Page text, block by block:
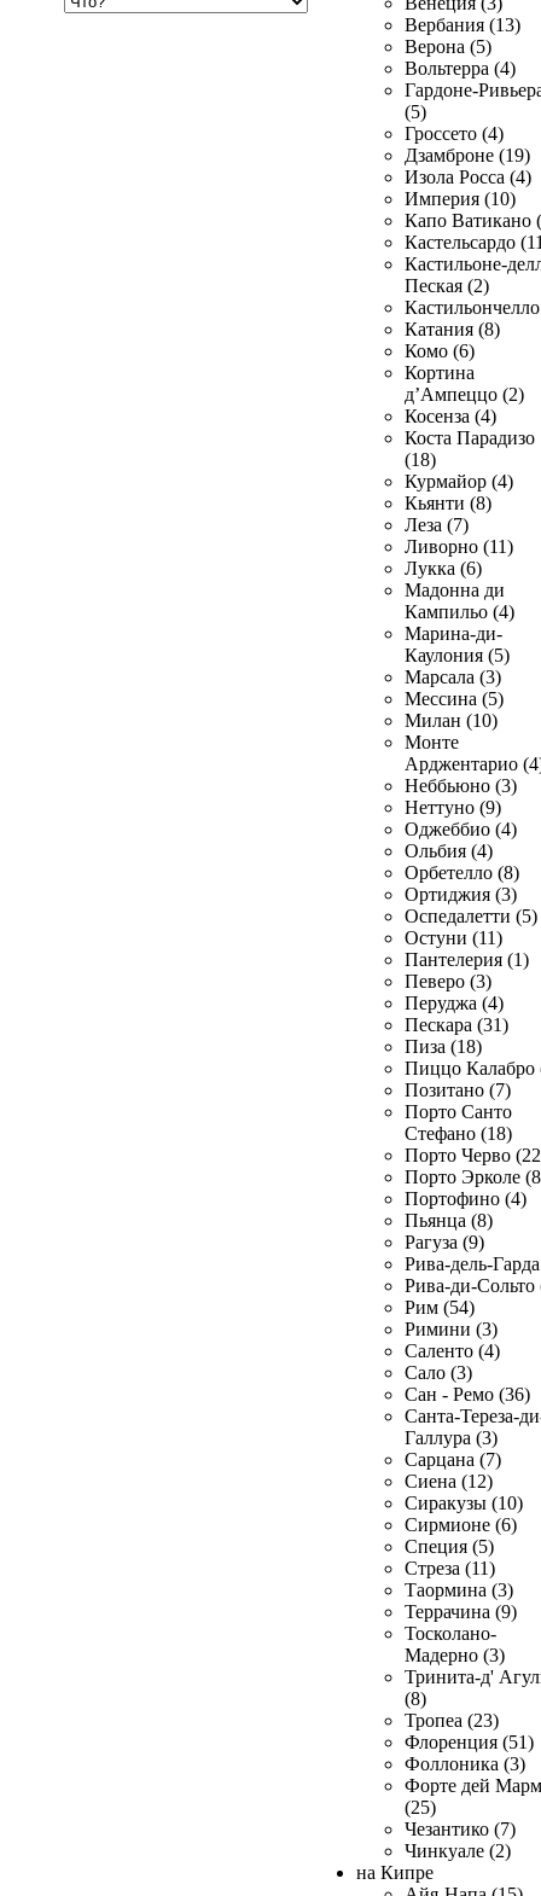
Вербания (13)
Верона (5)
Вольтерра (4)
Гардоне-
(5)
Гроссето (4)
Дзамброне (19)
Изола Росса (4)
Империя (10)
Капо Ватикано
Кастельсардо
Кастильоне-
Пеская (2)
Катания (8)
Комо (6)
Кортина
д’Ампеццо (2)
Косенза (4)
Коста Парадизо
(18)
Курмайор (4)
Кьянти (8)
Леза (7)
Ливорно (11)
Лукка (6)
Мадонна ди
Кампильо (4)
Марина-ди-
Каулония (5)
Марсала (3)
Мессина (5)
Милан (10)
Монте
Арджентарио
Неббьюно (3)
Неттуно (9)
Оджеббио (4)
Ольбия (4)
Орбетелло (8)
Ортиджия (3)
Оспедалетти (5)
Остуни (11)
Пантелерия (1)
Певеро (3)
Перуджа (4)
Пескара (31)
Пиза (18)
Пиццо Калабро
Позитано (7)
Порто Санто
Стефано (18)
Порто Черво
Порто Эрколе
Портофино (4)
Пьянца (8)
Рагуза (9)
Рива-дель-
Рива-ди-Сольто
Рим (54)
Римини (3)
Саленто (4)
Сало (3)
Сан - Ремо (36)
Санта-Тереза-
Галлура (3)
Сарцана (7)
Сиена (12)
Сиракузы (10)
Сирмионе (6)
Специя (5)
Стреза (11)
Таормина (3)
Террачина (9)
Тосколано-
Мадерно (3)
Тринита-д'
(8)
Тропеа (23)
Флоренция (51)
Фоллоника (3)
Форте дей
(25)
Чезантико (7)
Чинкуале (2)
на Кипре